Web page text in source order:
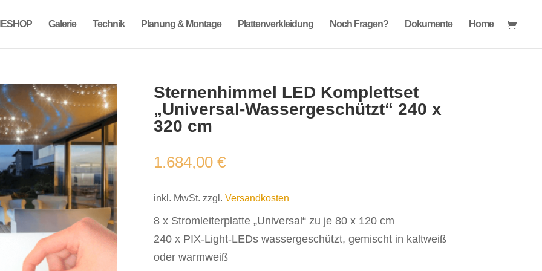
Galerie Technik Planung & Montage Plattenverkleidung Noch Fragen? Dokumente Home
Sternenhimmel LED Komplettset
„Universal-Wassergeschützt“ 240 x
320 cm
1.684,00 €
inkl. MwSt. zzgl. Versandkosten
8 x Stromleiterplatte „Universal“ zu je 80 x 120 cm
240 x PIX-Light-LEDs wassergeschützt, gemischt in kaltweiß
oder warmweiß